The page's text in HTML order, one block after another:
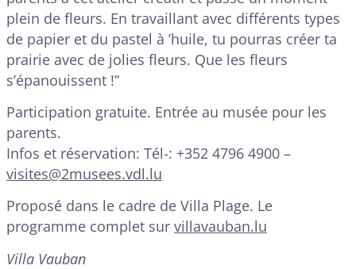
plein de fleurs. En travaillant avec différents types
de papier et du pastel à ’huile, tu pourras créer ta
prairie avec de jolies fleurs. Que les fleurs
s’épanouissent !”
Participation gratuite. Entrée au musée pour les
parents.
Infos et réservation: Tél-: +352 4796 4900 –
visites@2musees.vdl.lu
Proposé dans le cadre de Villa Plage. Le
programme complet sur villavauban.lu
Villa Vauban